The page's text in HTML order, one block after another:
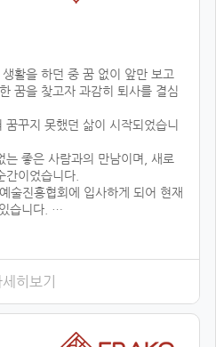
활을 하던 중 꿈 없이 앞만 보고
꿈을 찾고자 과감히 퇴사를 결심
꾸지 못했던 삶이 시작되었습니
좋은 사람과의 만남이며, 새로
이었습니다.
술진흥협회에 입사하게 되어 현재
습니다.
하기 위해 교육생 분들과 긴밀한
킬을 코칭하고 있습니다.여러분 마
는 그날까지 대한향장문화예술
히보기